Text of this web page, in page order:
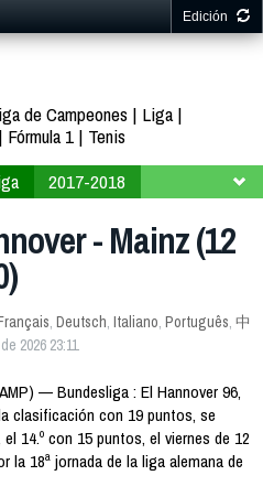
Edición
de Campeones
Liga
Fórmula 1
Tenis
2017-2018
- Mainz (12
, Deutsch, Italiano, Português, 中
2026 23:11
— Bundesliga : El Hannover 96,
clasificación con 19 puntos, se
14.º con 15 puntos, el viernes de 12
la 18ª jornada de la liga alemana de